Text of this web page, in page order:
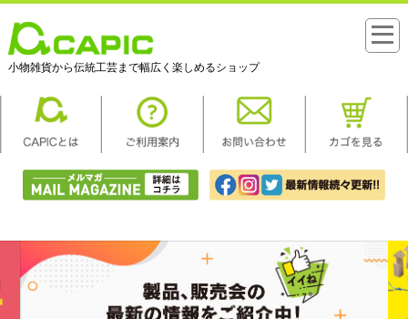
小物雑貨から伝統工芸まで幅広く楽しめるショップ